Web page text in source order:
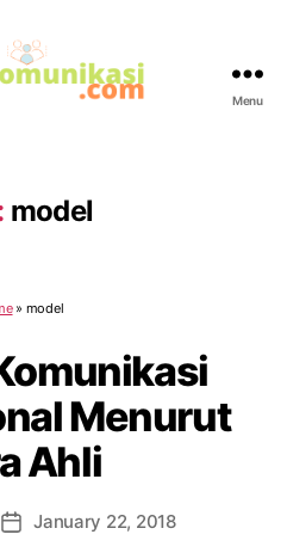
Menu
model
» model
Menurut
Ahli
PostJanuary 22, 2018